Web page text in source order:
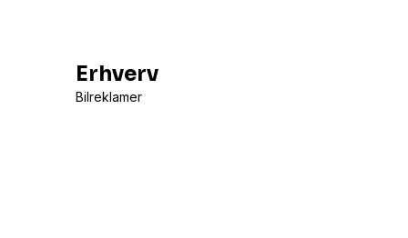
Erhverv
Bilreklamer